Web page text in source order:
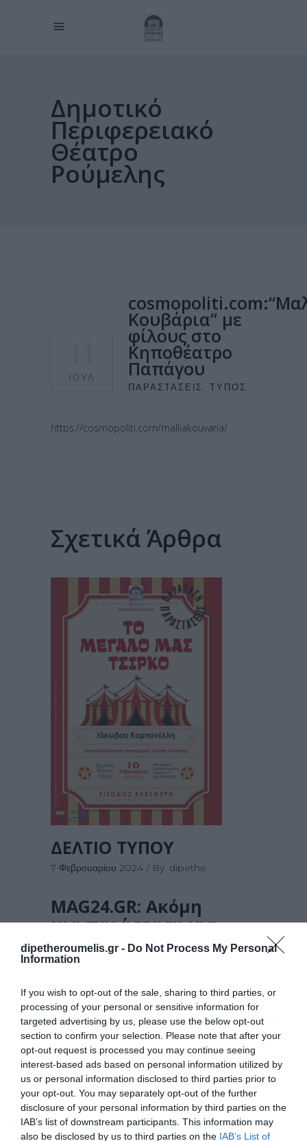
dipetheroumelis.gr - Do Not Process My Personal
Information
If you wish to opt-out of the sale, sharing to third parties, or
processing of your personal or sensitive information for
targeted advertising by us, please use the below opt-out
section to confirm your selection. Please note that after your
opt-out request is processed you may continue seeing
interest-based ads based on personal information utilized by
us or personal information disclosed to third parties prior to
your opt-out. You may separately opt-out of the further
disclosure of your personal information by third parties on the
IAB’s list of downstream participants. This information may
also be disclosed by us to third parties on the IAB’s List of
Δημοτικό
Περιφερειακό
Θέατρο
Ρούμελης
ΙΟΎΛ
Κουβάρια” με
φίλους στο
Κηποθέατρο
Παπάγου
ΠΑΡΑΣΤΆΣΕΙΣ ,ΤΎΠΟΣ
https://cosmopoliti.com/malliakouvaria/
Σχετικά Άρθρα
ΔΕΛΤΙΟ ΤΥΠΟΥ
7 Φεβρουαρίου 2024 By dipethe
MAG24.GR: Ακόμη
μια παράσταση για
“Το Μεγάλο μας
Τσίρκο” του
μετά την μεγάλη
επιτυχία του!
6 Φεβρουαρίου 2024 Bydipethe
MAG24.GR: «Το
μεγάλο μας
Τσίρκο»: Είδαμε το
εμβληματικό έργο